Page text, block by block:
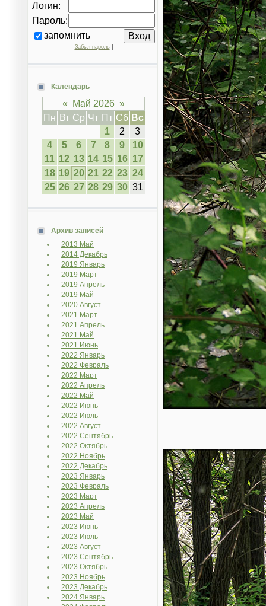
Логин:
Пароль:
запомнить
Забыл пароль|
Календарь
« Май 2026 »
Пн Вт Ср Чт Пт Сб Вс
1
2
3
4
5 6 7 8 9
10
11 12 13 14 15 16 17
18 19 20 21 22 23 24
25 26 27 28 29 30 31
Архив записей
2013 Май
2014 Декабрь
2019 Январь
2019 Март
2019 Апрель
2019 Май
2020 Август
2021 Март
2021 Апрель
2021 Май
2021 Июнь
2022 Январь
2022 Февраль
2022 Март
2022 Апрель
2022 Май
2022 Июнь
2022 Июль
2022 Август
2022 Сентябрь
2022 Октябрь
2022 Ноябрь
2022 Декабрь
2023 Январь
2023 Февраль
2023 Март
2023 Апрель
2023 Май
2023 Июнь
2023 Июль
2023 Август
2023 Сентябрь
2023 Октябрь
2023 Ноябрь
2023 Декабрь
2024 Январь